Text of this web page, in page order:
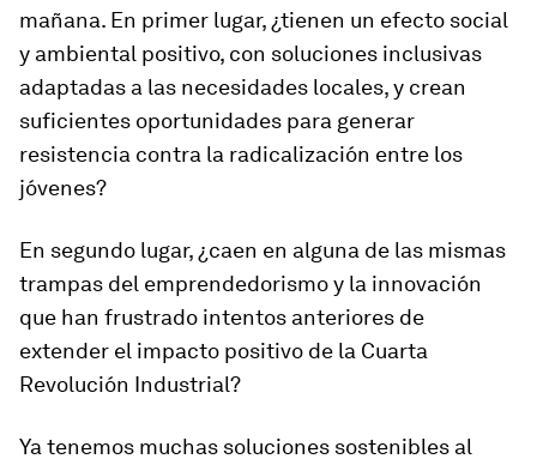
mañana. En primer lugar, ¿tienen un efecto social
y ambiental positivo, con soluciones inclusivas
adaptadas a las necesidades locales, y crean
suficientes oportunidades para generar
resistencia contra la radicalización entre los
jóvenes?
En segundo lugar, ¿caen en alguna de las mismas
trampas del emprendedorismo y la innovación
que han frustrado intentos anteriores de
extender el impacto positivo de la Cuarta
Revolución Industrial?
Ya tenemos muchas soluciones sostenibles al